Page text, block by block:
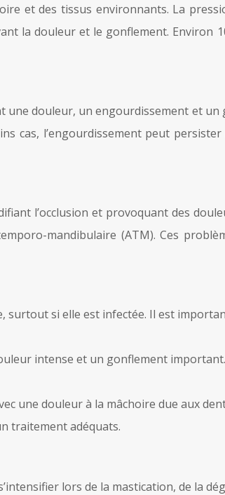
et des tissus environnants. La
la douleur et le gonflement. Environ
une douleur, un engourdissement et
cas, l’engourdissement peut
l’occlusion et provoquant des
mandibulaire (ATM). Ces
si elle est infectée. Il est
intense et un gonflement
une douleur à la mâchoire due aux
traitement adéquats.
lors de la mastication, de la